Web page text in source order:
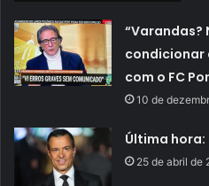
“Varandas?
condicionar
com o FC
10 de
Última hora:
25 de abril de